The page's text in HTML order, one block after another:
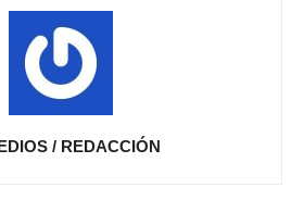
/ REDACCIÓN